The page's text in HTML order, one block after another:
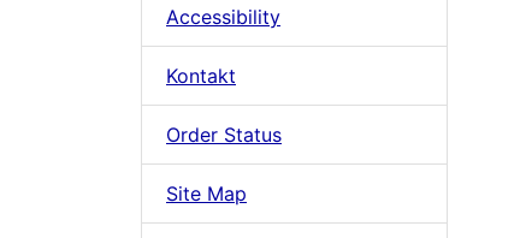
Accessibility
Kontakt
Order Status
Site Map